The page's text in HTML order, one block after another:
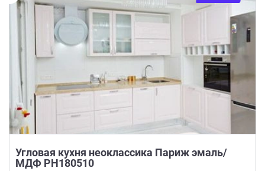
Угловая кухня неоклассика Париж эмаль/
МДФ РН180510